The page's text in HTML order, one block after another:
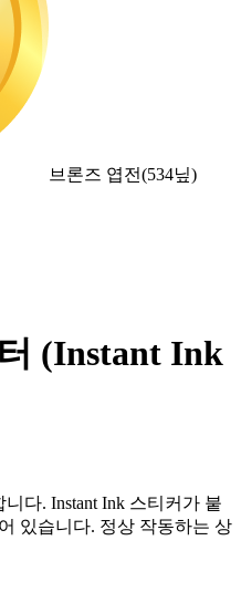
브론즈 엽전(534닢)
(Instant Ink
다. Instant Ink 스티커가 붙
있습니다. 정상 작동하는 상